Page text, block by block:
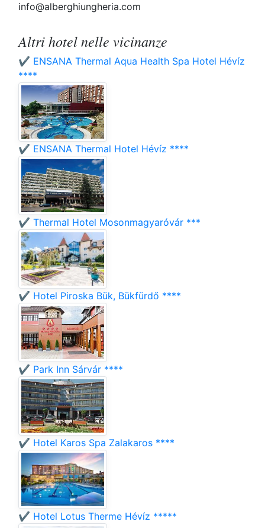
info@alberghiungheria.com
Altri hotel nelle vicinanze
✔️ ENSANA Thermal Aqua Health Spa Hotel Hévíz
****
✔️ ENSANA Thermal Hotel Hévíz ****
✔️ Thermal Hotel Mosonmagyaróvár ***
✔️ Hotel Piroska Bük, Bükfürdő ****
✔️ Park Inn Sárvár ****
✔️ Hotel Karos Spa Zalakaros ****
✔️ Hotel Lotus Therme Hévíz *****